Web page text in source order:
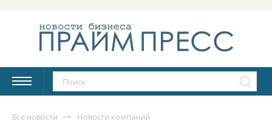
Все новости Новости компаний